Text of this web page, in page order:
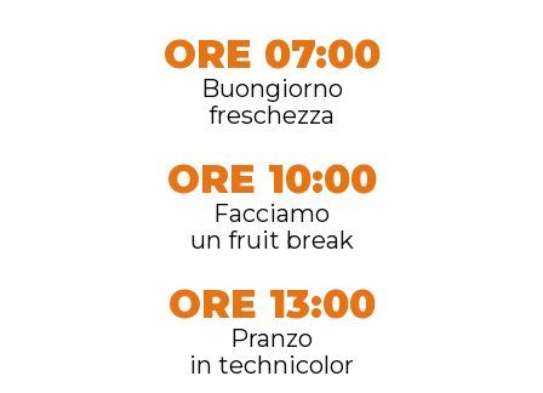
ORE 07:00
Buongiorno
freschezza
ORE 10:00
Facciamo
un fruit break
ORE 13:00
Pranzo
in technicolor